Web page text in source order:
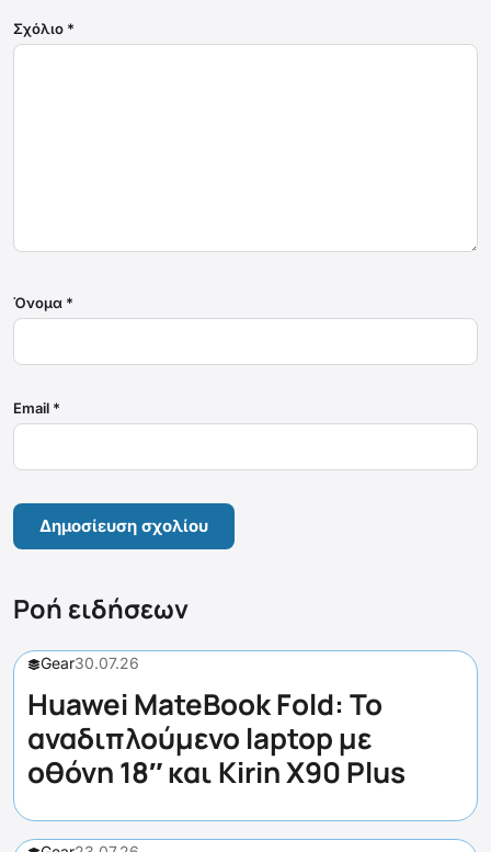
Σχόλιο *
Όνομα *
Email *
Ροή ειδήσεων
Gear30.07.26
Huawei MateBook Fold: Το
αναδιπλούμενο laptop με
οθόνη 18″ και Kirin X90 Plus